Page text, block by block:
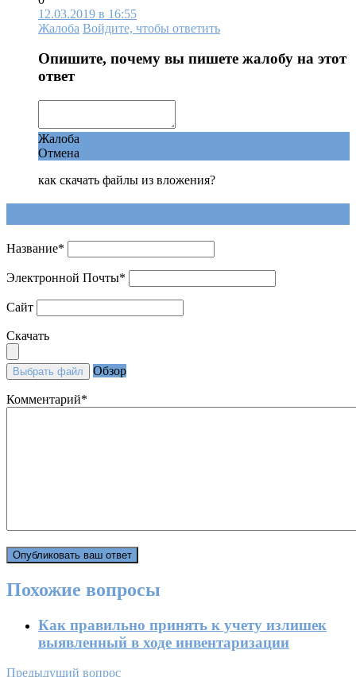
12.03.2019 в 16:55
Жалоба Войдите, чтобы ответить
Опишите, почему вы пишете жалобу на этот
ответ
Жалоба
Отмена
как скачать файлы из вложения?
Название*
Электронной Почты*
Сайт
Скачать
Выбрать файл Обзор
Комментарий*
Похожие вопросы
Как правильно принять к учету излишек
выявленный в ходе инвентаризации
Предыдущий вопрос